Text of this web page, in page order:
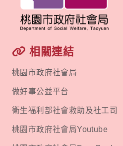
相關連結
桃園市政府社會局
做好事公益平台
衛生福利部社會救助及社工司
桃園市政府社會局Youtube